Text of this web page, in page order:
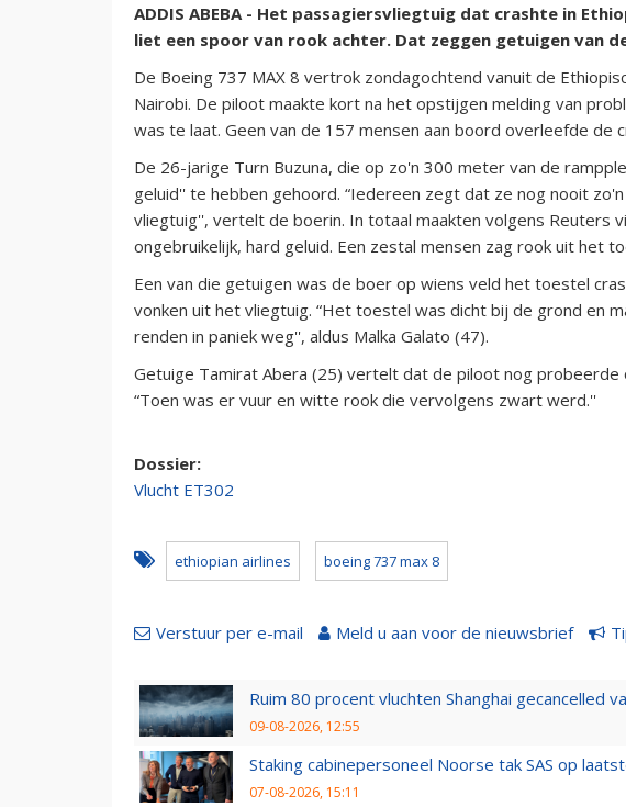
ADDIS ABEBA - Het passagiersvliegtuig dat crashte in
liet een spoor van rook achter. Dat zeggen getuigen van
De Boeing 737 MAX 8 vertrok zondagochtend vanuit de
Nairobi. De piloot maakte kort na het opstijgen melding van
was te laat. Geen van de 157 mensen aan boord overleefde de
De 26-jarige Turn Buzuna, die op zo'n 300 meter van de
geluid'' te hebben gehoord. “Iedereen zegt dat ze nog nooit
vliegtuig'', vertelt de boerin. In totaal maakten volgens Reuters
ongebruikelijk, hard geluid. Een zestal mensen zag rook uit het
Een van die getuigen was de boer op wiens veld het toestel
vonken uit het vliegtuig. “Het toestel was dicht bij de grond en
renden in paniek weg'', aldus Malka Galato (47).
Getuige Tamirat Abera (25) vertelt dat de piloot nog probeerde
“Toen was er vuur en witte rook die vervolgens zwart werd.''
Dossier:
Vlucht ET302
ethiopian airlines boeing 737 max 8
Verstuur per e-mail Meld u aan voor de nieuwsbrief
Ruim 80 procent vluchten Shanghai gecancelled
09-08-2026, 12:55
Staking cabinepersoneel Noorse tak SAS op
07-08-2026, 15:11